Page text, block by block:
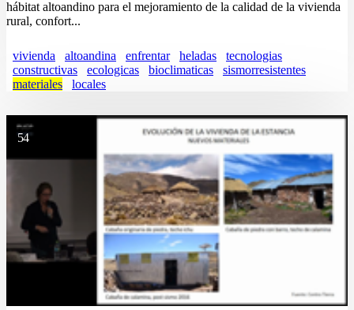
hábitat altoandino para el mejoramiento de la calidad de la vivienda
rural, confort...
vivienda altoandina enfrentar heladas
tecnologias
constructivas
ecologicas bioclimaticas
sismorresistentes
materiales
locales
54